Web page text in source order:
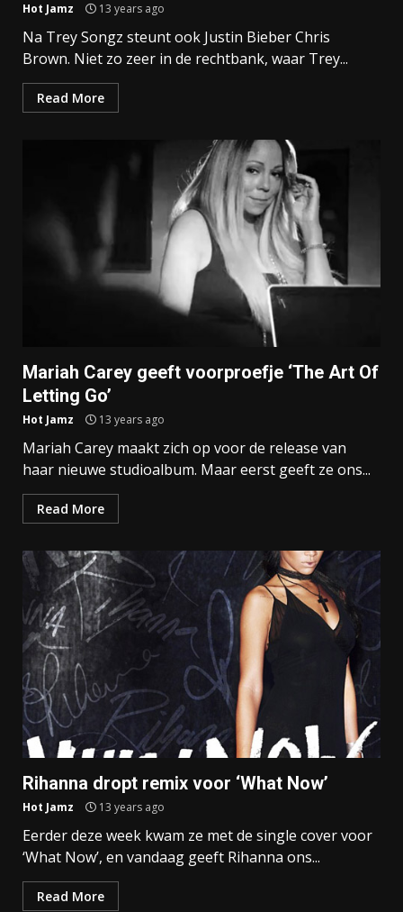
Hot Jamz 13 years ago
Na Trey Songz steunt ook Justin Bieber Chris
Brown. Niet zo zeer in de rechtbank, waar Trey...
Read More
Mariah Carey geeft voorproefje ‘The Art Of
Letting Go’
Hot Jamz 13 years ago
Mariah Carey maakt zich op voor de release van
haar nieuwe studioalbum. Maar eerst geeft ze ons...
Read More
Rihanna dropt remix voor ‘What Now’
Hot Jamz 13 years ago
Eerder deze week kwam ze met de single cover voor
‘What Now’, en vandaag geeft Rihanna ons...
Read More